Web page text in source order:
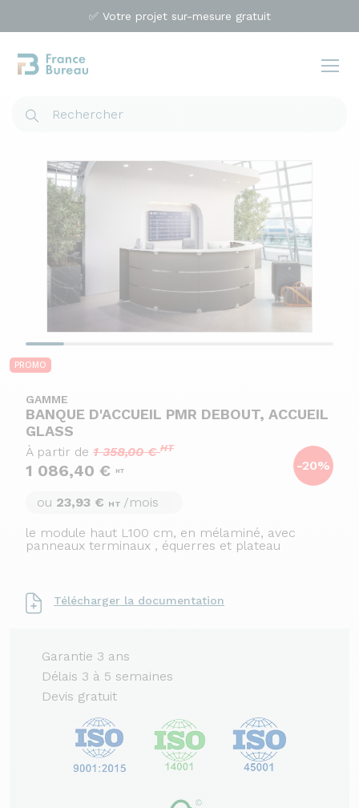
✅ Votre projet sur-mesure gratuit
PROMO
GAMME
BANQUE D'ACCUEIL PMR DEBOUT, ACCUEIL
GLASS
-20%
À partir de 1 358,00 €HT
1 086,40 € HT
ou 23,93 € HT /mois
le module haut L100 cm, en mélaminé, avec
panneaux terminaux , équerres et plateau
Télécharger la documentation
Garantie 3 ans
Délais 3 à 5 semaines
Devis gratuit